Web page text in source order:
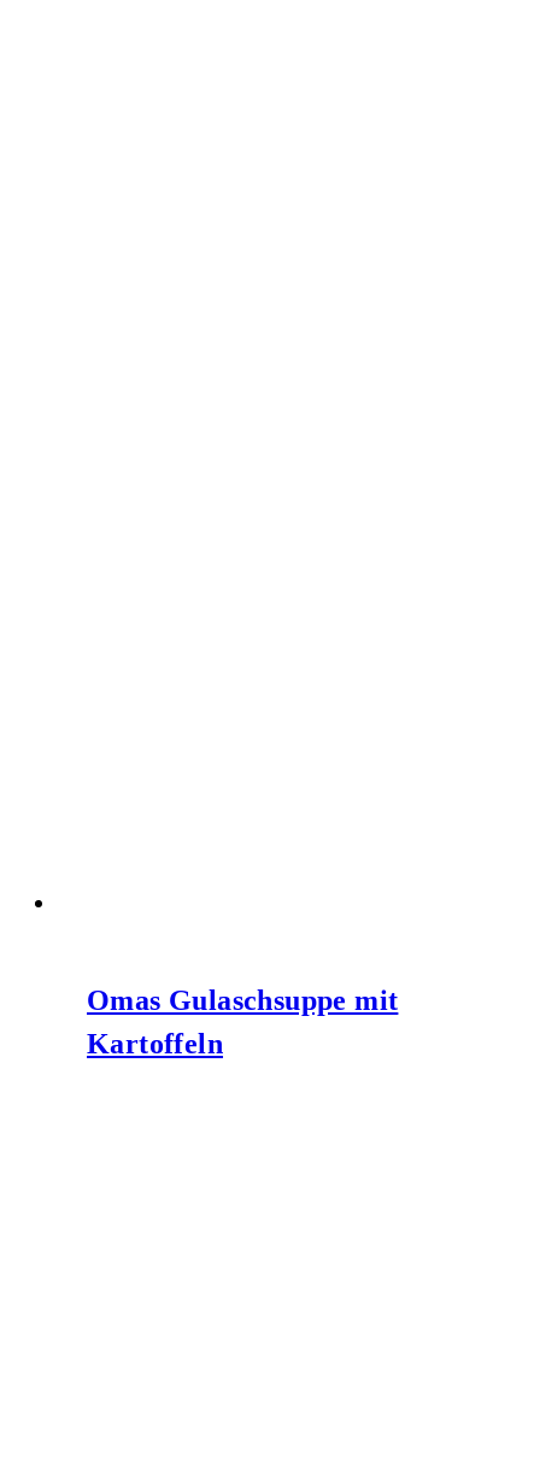
Omas Gulaschsuppe mit
Kartoffeln